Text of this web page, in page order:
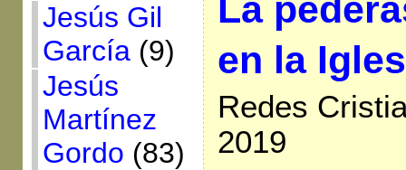
Jesús Gil
García(9)
Jesús
Martínez
Gordo (83)
La
en la
Redes
2019